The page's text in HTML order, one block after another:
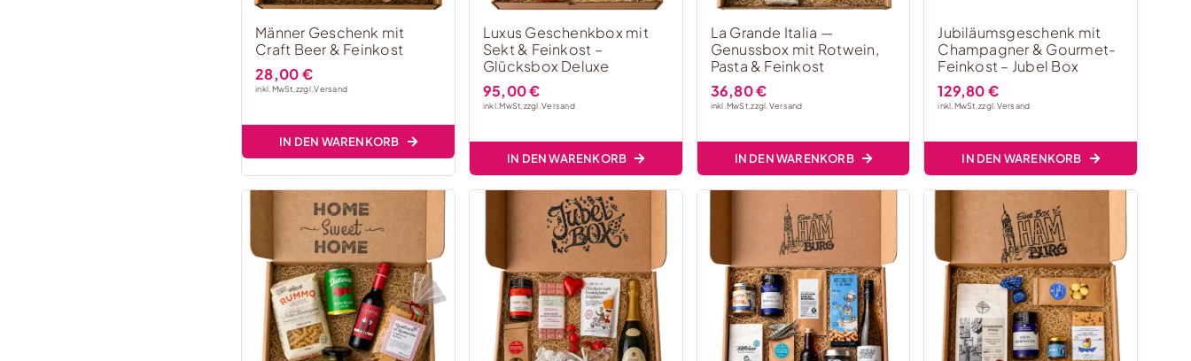
Männer Geschenk mit
Craft Beer & Feinkost
28,00€
inkl. MwSt, zzgl.Versand
IN DEN WARENKORB
Luxus Geschenkbox mit
Sekt & Feinkost –
Glücksbox Deluxe
95,00€
inkl. MwSt, zzgl.Versand
IN DEN WARENKORB
La Grande Italia —
Genussbox mit Rotwein,
Pasta & Feinkost
36,80€
inkl. MwSt, zzgl. Versand
IN DEN WARENKORB
Jubiläumsgeschenk mit
Champagner & Gourmet-
Feinkost – Jubel Box
129,80€
inkl. MwSt, zzgl. Versand
IN DEN WARENKORB